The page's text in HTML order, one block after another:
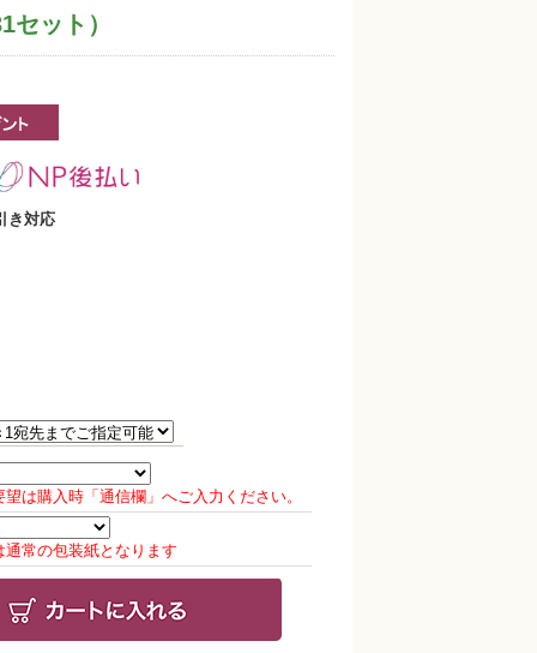
ット）
き対応
は購入時「通信欄」へご入力ください。
通常の包装紙となります